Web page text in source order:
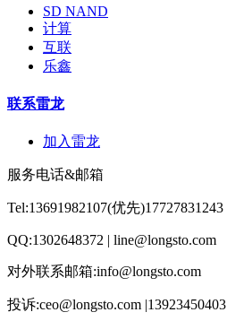
SD NAND
计算
互联
乐鑫
联系雷龙
加入雷龙
服务电话&邮箱
Tel:13691982107(优先)17727831243
QQ:1302648372 | line@longsto.com
对外联系邮箱:info@longsto.com
投诉:ceo@longsto.com |13923450403